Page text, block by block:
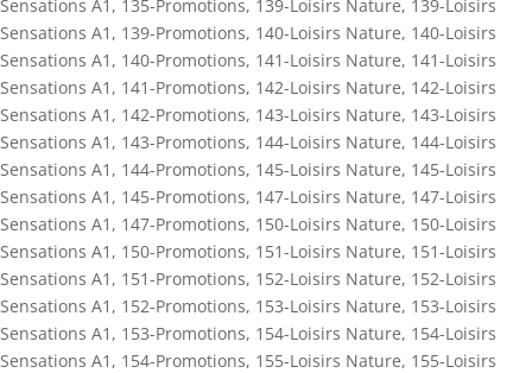
Sensations A1 , 135-Promotions, 139-Loisirs Nature, 139-Loisirs
Sensations A1 , 139-Promotions, 140-Loisirs Nature, 140-Loisirs
Sensations A1 , 140-Promotions, 141-Loisirs Nature, 141-Loisirs
Sensations A1 , 141-Promotions, 142-Loisirs Nature, 142-Loisirs
Sensations A1 , 142-Promotions, 143-Loisirs Nature, 143-Loisirs
Sensations A1 , 143-Promotions, 144-Loisirs Nature, 144-Loisirs
Sensations A1 , 144-Promotions, 145-Loisirs Nature, 145-Loisirs
Sensations A1 , 145-Promotions, 147-Loisirs Nature, 147-Loisirs
Sensations A1 , 147-Promotions, 150-Loisirs Nature, 150-Loisirs
Sensations A1 , 150-Promotions, 151-Loisirs Nature, 151-Loisirs
Sensations A1 , 151-Promotions, 152-Loisirs Nature, 152-Loisirs
Sensations A1 , 152-Promotions, 153-Loisirs Nature, 153-Loisirs
Sensations A1 , 153-Promotions, 154-Loisirs Nature, 154-Loisirs
Sensations A1 , 154-Promotions, 155-Loisirs Nature, 155-Loisirs